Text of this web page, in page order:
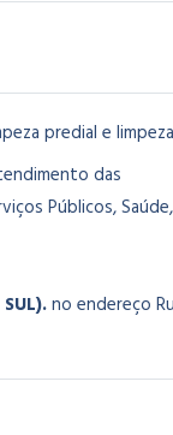
predial e limpeza
das
Públicos, Saúde,
no endereço